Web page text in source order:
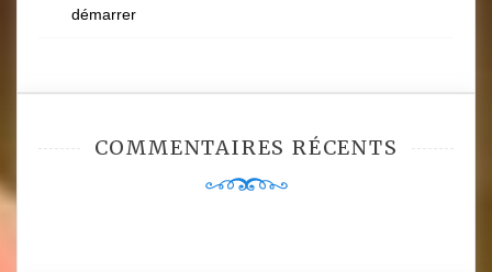
démarrer
COMMENTAIRES RÉCENTS